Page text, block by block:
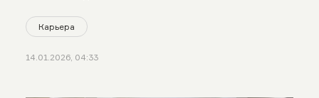
Карьера
14.01.2026, 04:33